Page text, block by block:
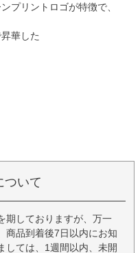
プリントロゴが特徴で、
華した
ついて
期しておりますが、万一
商品到着後7日以内にお知
しては、1週間以内、未開